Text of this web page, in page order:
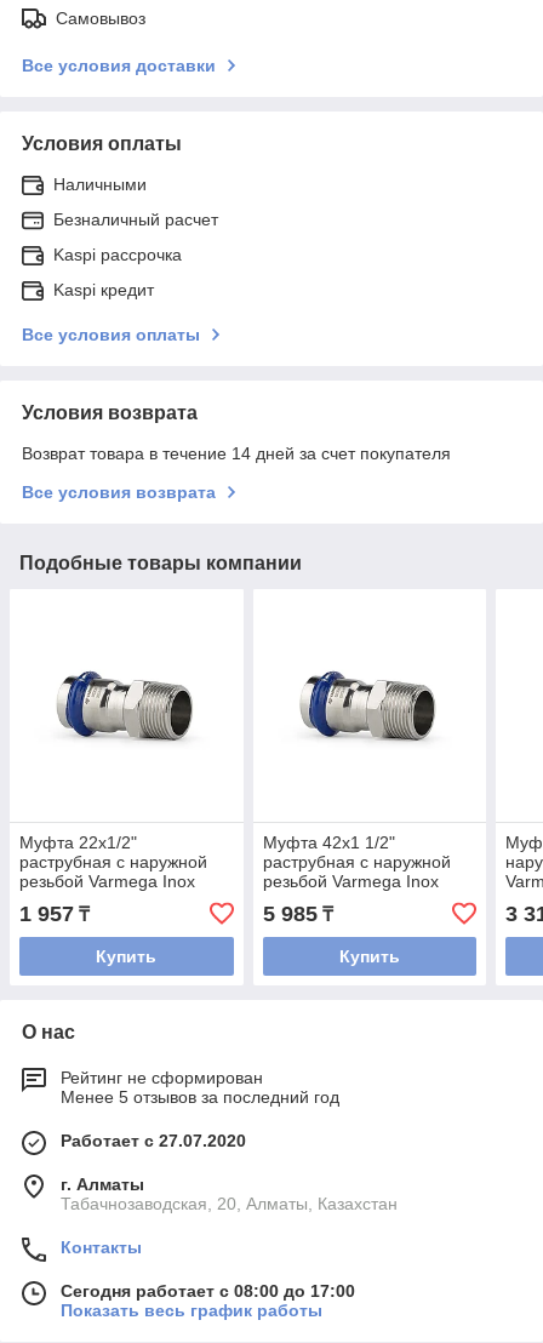
Самовывоз
Все условия доставки
Условия оплаты
Наличными
Безналичный расчет
Kaspi рассрочка
Kaspi кредит
Все условия оплаты
Условия возврата
Возврат товара в течение 14 дней за счет покупателя
Все условия возврата
Подобные товары компании
Муфта 22x1/2"
раструбная с наружной
резьбой Varmega Inox
1 957 ₸
Купить
Муфта 42x1 1/2"
раструбная с наружной
резьбой Varmega Inox
5 985₸
Купить
3
О нас
Рейтинг не сформирован
Менее 5 отзывов за последний год
Работает с 27.07.2020
г. Алматы
Табачнозаводская, 20, Алматы, Казахстан
Контакты
Сегодня работает с 08:00 до 17:00
Показать весь график работы